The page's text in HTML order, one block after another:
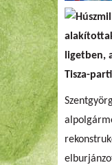
ligetben,
Tisza-